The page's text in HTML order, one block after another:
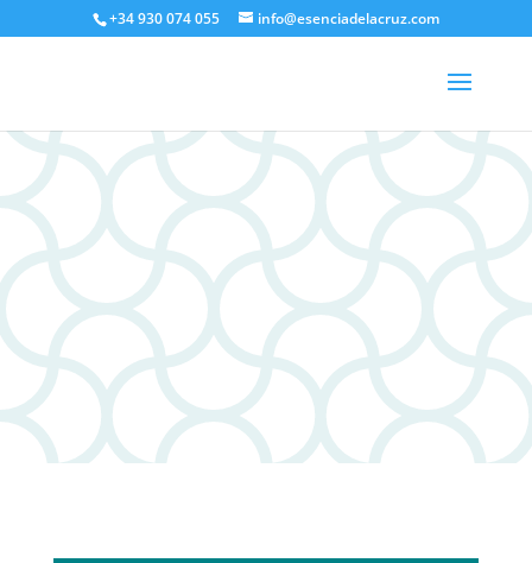
+34 930 074 055 info@esenciadelacruz.com
Jhoana Palacios